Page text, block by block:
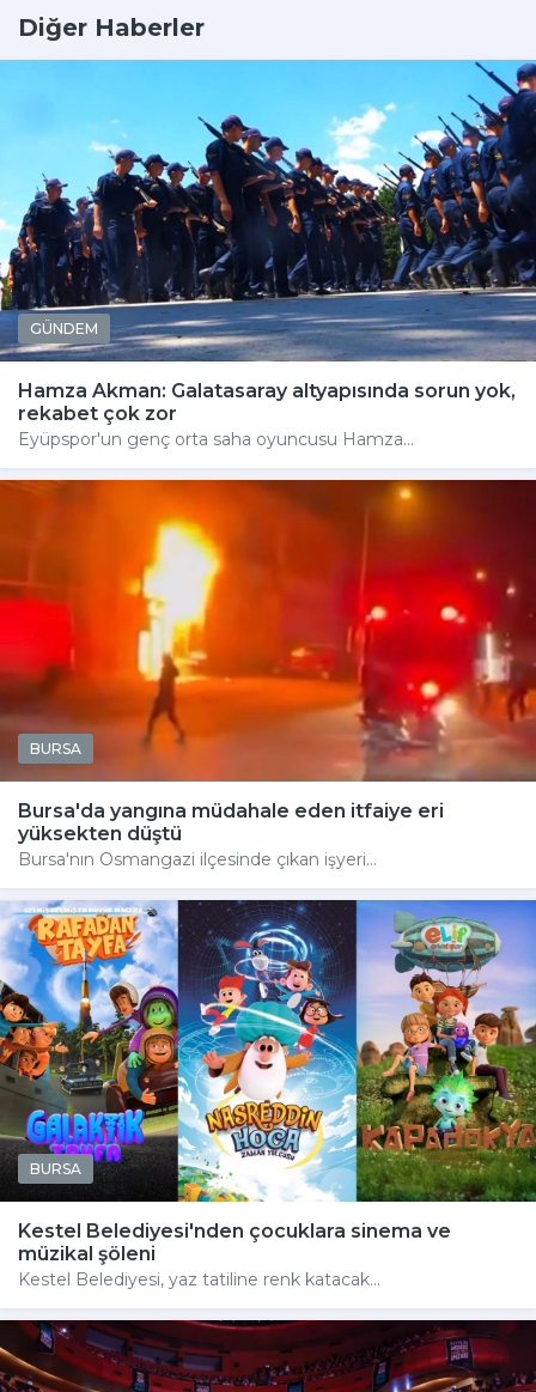
Diğer Haberler
GÜNDEM
Hamza Akman: Galatasaray altyapısında sorun yok,
rekabet çok zor
Eyüpspor'un genç orta saha oyuncusu Hamza...
BURSA
Bursa'da yangına müdahale eden itfaiye eri
yüksekten düştü
Bursa'nın Osmangazi ilçesinde çıkan işyeri...
BURSA
Kestel Belediyesi'nden çocuklara sinema ve
müzikal şöleni
Kestel Belediyesi, yaz tatiline renk katacak...